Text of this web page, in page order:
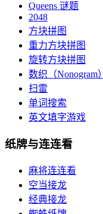
Queens 谜题
2048
方块拼图
重力方块拼图
旋转方块拼图
数织（Nonogram）
扫雷
单词搜索
英文填字游戏
纸牌与连连看
麻将连连看
空当接龙
经典接龙